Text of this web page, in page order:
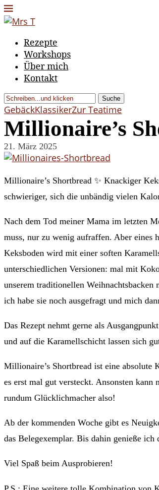
Rezepte
Workshops
Über mich
Kontakt
Suche
GebäckKlassikerZur Teatime
Millionaire’s
21. März 2025
Millionaire’s Shortbread ✨ Knackiger
schwieriger, sich die unbändig vielen
Nach dem Tod meiner Mama im letzten
muss, nur zu wenig aufraffen. Aber eines
Keksboden wird mit einer soften
unterschiedlichen Versionen: mal mit
unserem traditionellen
ich habe sie noch ausgefragt und mich
Das Rezept nehmt gerne als
und auf die Karamellschicht lassen sich
Millionaire’s Shortbread ist eine
es erst mal gut versteckt. Ansonsten kann
rundum Glücklichmacher also!
Ab der kommenden Woche gibt es
das Belegexemplar. Bis dahin genieße
Viel Spaß beim Ausprobieren!